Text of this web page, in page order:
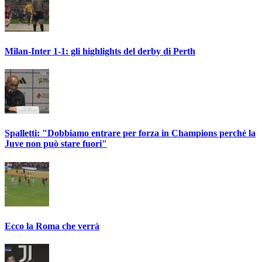
Milan-Inter 1-1: gli highlights del derby di Perth
Spalletti: "Dobbiamo entrare per forza in Champions perché la
Juve non può stare fuori"
Ecco la Roma che verrà